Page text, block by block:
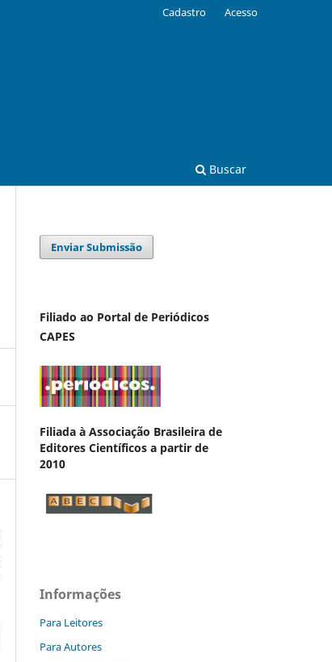
Buscar
Cadastro Acesso
Enviar Submissão
Filiado ao Portal de Periódicos
CAPES
Filiada à Associação Brasileira de
Editores Científicos a partir de
2010
Informações
Para Leitores
Para Autores